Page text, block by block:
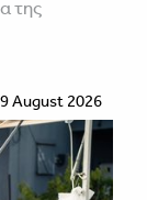
της
9 August 2026